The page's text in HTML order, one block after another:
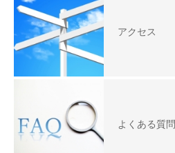
アクセス
よくある質問